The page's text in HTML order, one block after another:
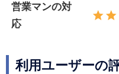
営業マンの対
応
利用ユーザーの